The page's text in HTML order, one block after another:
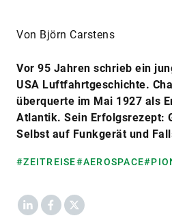
Von Björn Carstens
Vor 95 Jahren schrieb ein
USA Luftfahrtgeschichte.
überquerte im Mai 1927 als
Atlantik. Sein Erfolgsrezept:
Selbst auf Funkgerät und
#ZEITREISE#AEROSPACE
LinkedInFacebook
X